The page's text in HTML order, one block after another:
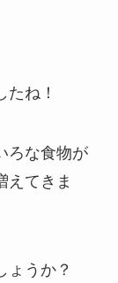
ね！
ろな食物が
えてきま
ょうか？